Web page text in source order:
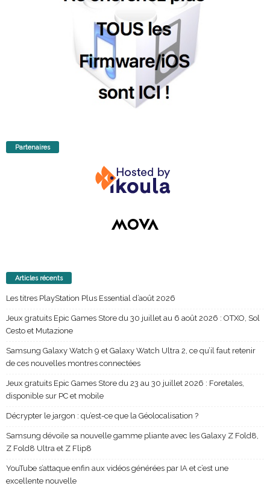
Partenaires
Articles récents
Les titres PlayStation Plus Essential d’août 2026
Jeux gratuits Epic Games Store du 30 juillet au 6 août 2026 : OTXO, Sol
Cesto et Mutazione
Samsung Galaxy Watch 9 et Galaxy Watch Ultra 2, ce qu’il faut retenir
de ces nouvelles montres connectées
Jeux gratuits Epic Games Store du 23 au 30 juillet 2026 : Foretales,
disponible sur PC et mobile
Décrypter le jargon : qu’est-ce que la Géolocalisation ?
Samsung dévoile sa nouvelle gamme pliante avec les Galaxy Z Fold8,
Z Fold8 Ultra et Z Flip8
YouTube s’attaque enfin aux vidéos générées par IA et c’est une
excellente nouvelle